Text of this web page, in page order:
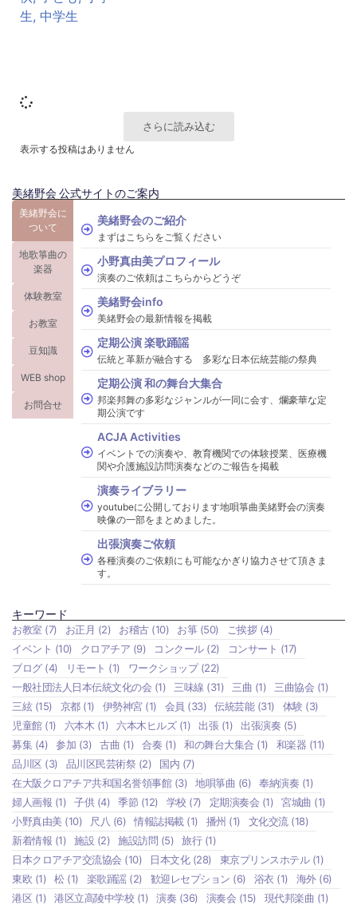
さらに読み込む
表示する投稿はありません
美緒野会 公式サイトのご案内
美緒野会に
ついて
地歌箏曲の
楽器
体験教室
お教室
豆知識
WEB shop
お問合せ
美緒野会のご紹介
まずはこちらをご覧ください
小野真由美プロフィール
演奏のご依頼はこちらからどうぞ
美緒野会info
美緒野会の最新情報を掲載
定期公演 楽歌踊謡
伝統と革新が融合する 多彩な日本伝統芸能の祭典
定期公演 和の舞台大集合
邦楽邦舞の多彩なジャンルが一同に会す、爛豪華な定
期公演です
ACJA Activities
イベントでの演奏や、教育機関での体験授業、医療機
関や介護施設訪問演奏などのご報告を掲載
演奏ライブラリー
youtubeに公開しております地唄箏曲美緒野会の演奏
映像の一部をまとめました。
出張演奏ご依頼
各種演奏のご依頼にも可能なかぎり協力させて頂きま
す。
キーワード
お教室 (7) お正月 (2) お稽古(10) お箏(50) ご挨拶(4)
イベント (10) クロアチア (9) コンクール(2) コンサート (17)
ブログ(4) リモート (1) ワークショップ(22)
一般社団法人日本伝統文化の会 (1) 三味線 (31) 三曲 (1) 三曲協会 (1)
三絃(15) 京都(1) 伊勢神宮(1) 会員 (33) 伝統芸能(31) 体験(3)
児童館(1) 六本木 (1) 六本木ヒルズ(1) 出張(1) 出張演奏 (5)
募集 (4) 参加 (3) 古曲 (1) 合奏 (1) 和の舞台大集合 (1) 和楽器 (11)
品川区 (3) 品川区民芸術祭 (2) 国内 (7)
在大阪クロアチア共和国名誉領事館(3) 地唄箏曲 (6) 奉納演奏 (1)
婦人画報 (1) 子供(4) 季節 (12) 学校 (7) 定期演奏会 (1) 宮城曲 (1)
小野真由美 (10) 尺八 (6) 情報誌掲載(1) 播州 (1) 文化交流(18)
新着情報 (1) 施設 (2) 施設訪問 (5) 旅行(1)
日本クロアチア交流協会 (10) 日本文化(28) 東京プリンスホテル(1)
東欧 (1) 松(1) 楽歌踊謡(2) 歓迎レセプション (6) 浴衣 (1) 海外(6)
港区 (1) 港区立高陵中学校 (1) 演奏 (36) 演奏会 (15) 現代邦楽曲 (1)